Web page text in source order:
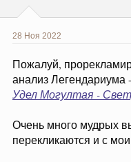
ы
л
28 Ноя 2022
Пожалуй,
анализ
Удел Могултая -
Очень много мудрых
перекликаются и с